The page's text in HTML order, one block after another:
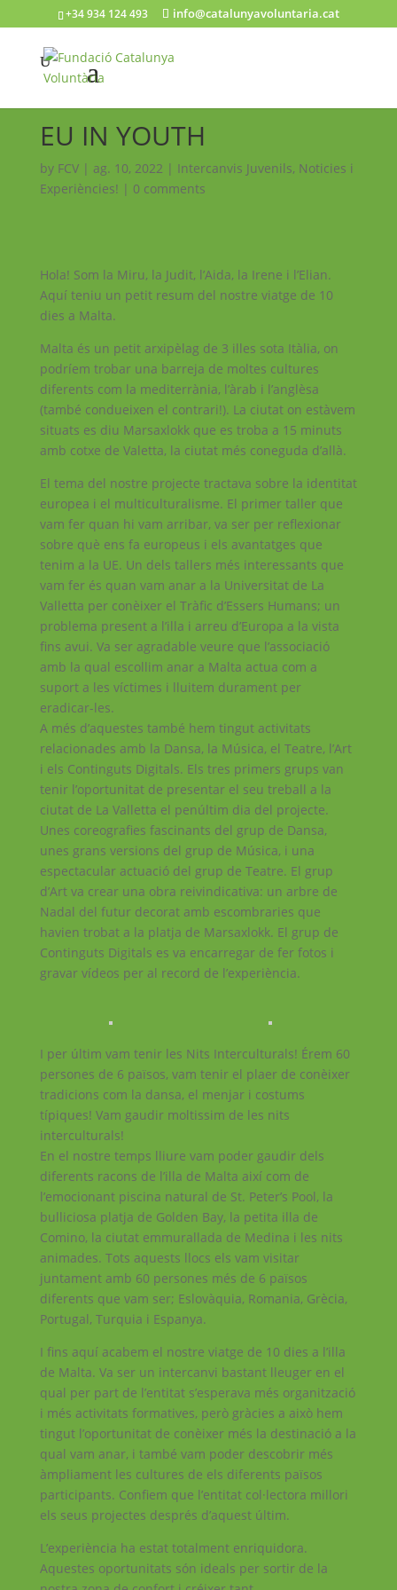
+34 934 124 493 info@catalunyavoluntaria.cat
EU IN YOUTH
by FCV| ag. 10, 2022 | Intercanvis Juvenils, Noticies i
Experiències! | 0 comments
Hola! Som la Miru, la Judit, l’Aida, la Irene i l’Elian.
Aquí teniu un petit resum del nostre viatge de 10
dies a Malta.
Malta és un petit arxipèlag de 3 illes sota Itàlia, on
podríem trobar una barreja de moltes cultures
diferents com la mediterrània, l’àrab i l’anglèsa
(també condueixen el contrari!). La ciutat on estàvem
situats es diu Marsaxlokk que es troba a 15 minuts
amb cotxe de Valetta, la ciutat més coneguda d’allà.
El tema del nostre projecte tractava sobre la identitat
europea i el multiculturalisme. El primer taller que
vam fer quan hi vam arribar, va ser per reflexionar
sobre què ens fa europeus i els avantatges que
tenim a la UE. Un dels tallers més interessants que
vam fer és quan vam anar a la Universitat de La
Valletta per conèixer el Tràfic d’Essers Humans; un
problema present a l’illa i arreu d’Europa a la vista
fins avui. Va ser agradable veure que l’associació
amb la qual escollim anar a Malta actua com a
suport a les víctimes i lluitem durament per
eradicar-les.
A més d’aquestes també hem tingut activitats
relacionades amb la Dansa, la Música, el Teatre, l’Art
i els Continguts Digitals. Els tres primers grups van
tenir l’oportunitat de presentar el seu treball a la
ciutat de La Valletta el penúltim dia del projecte.
Unes coreografies fascinants del grup de Dansa,
unes grans versions del grup de Música, i una
espectacular actuació del grup de Teatre. El grup
d’Art va crear una obra reivindicativa: un arbre de
Nadal del futur decorat amb escombraries que
havien trobat a la platja de Marsaxlokk. El grup de
Continguts Digitals es va encarregar de fer fotos i
gravar vídeos per al record de l’experiència.
I per últim vam tenir les Nits Interculturals! Érem 60
persones de 6 països, vam tenir el plaer de conèixer
tradicions com la dansa, el menjar i costums
típiques! Vam gaudir moltissim de les nits
interculturals!
En el nostre temps lliure vam poder gaudir dels
diferents racons de l’illa de Malta així com de
l’emocionant piscina natural de St. Peter’s Pool, la
bulliciosa platja de Golden Bay, la petita illa de
Comino, la ciutat emmurallada de Medina i les nits
animades. Tots aquests llocs els vam visitar
juntament amb 60 persones més de 6 països
diferents que vam ser; Eslovàquia, Romania, Grècia,
Portugal, Turquia i Espanya.
I fins aquí acabem el nostre viatge de 10 dies a l’illa
de Malta. Va ser un intercanvi bastant lleuger en el
qual per part de l’entitat s’esperava més organització
i més activitats formatives, però gràcies a això hem
tingut l’oportunitat de conèixer més la destinació a la
qual vam anar, i també vam poder descobrir més
àmpliament les cultures de els diferents països
participants. Confiem que l’entitat col·lectora millori
els seus projectes després d’aquest últim.
L’experiència ha estat totalment enriquidora.
Aquestes oportunitats són ideals per sortir de la